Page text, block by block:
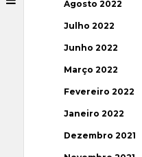
Agosto 2022
Julho 2022
Junho 2022
Março 2022
Fevereiro 2022
Janeiro 2022
Dezembro 2021